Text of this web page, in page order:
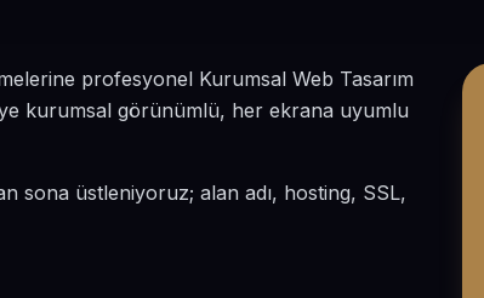
profesyonel Kurumsal Web Tasarım
kurumsal görünümlü, her ekrana uyumlu
sona üstleniyoruz; alan adı, hosting, SSL,